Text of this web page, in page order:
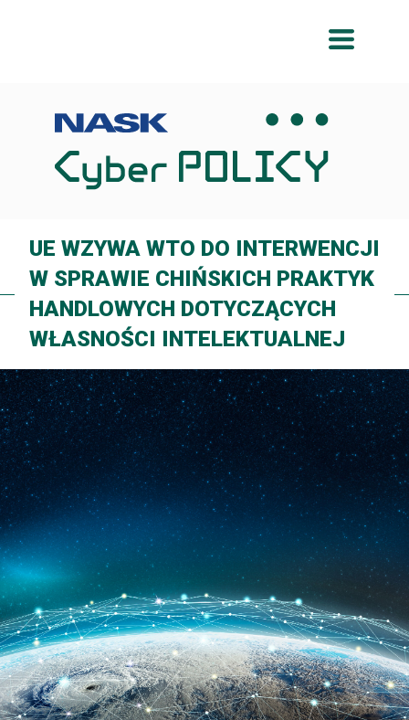
UE WZYWA WTO DO INTERWENCJI
W SPRAWIE CHIŃSKICH PRAKTYK
HANDLOWYCH DOTYCZĄCYCH
WŁASNOŚCI INTELEKTUALNEJ